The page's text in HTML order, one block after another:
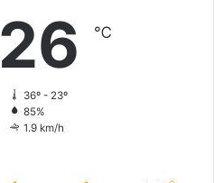
26 ℃
36º - 23º
85%
1.9 km/h